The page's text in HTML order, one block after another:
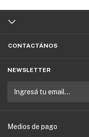
CONTACTÁNOS
NEWSLETTER
Medios de pago